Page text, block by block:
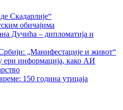
Скадарлије“
обичајима
Дучића – дипломатија и
„Манифестације и живот“
ери информација, како АИ
150 година утицаја